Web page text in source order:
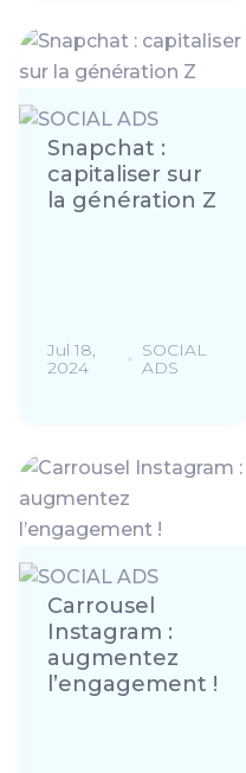
Snapchat :
capitaliser sur
la génération Z
Jul 18,
2024
SOCIAL
ADS
Carrousel
Instagram :
augmentez
l’engagement !